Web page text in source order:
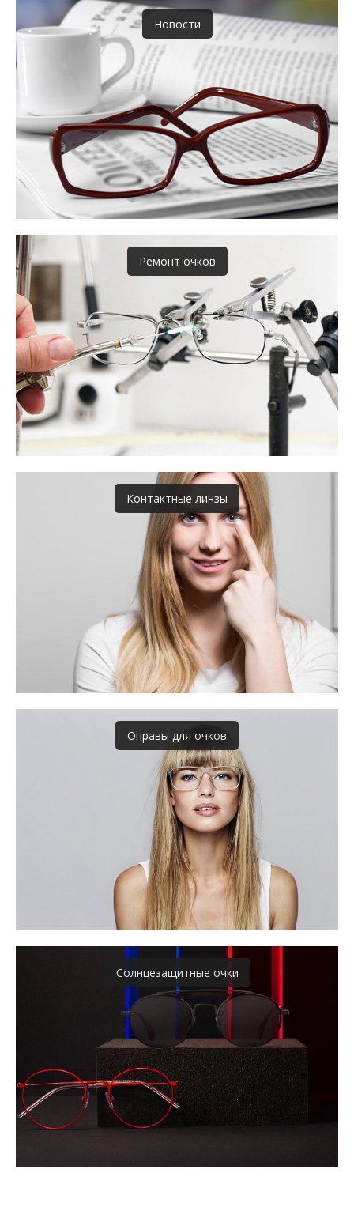
Новости
Ремонт очков
Контактные линзы
Оправы для очков
Солнцезащитные очки